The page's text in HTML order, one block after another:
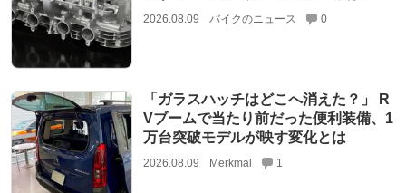
2026.08.09 バイクのニュース 0
「ガラスハッチはどこへ消えた？」 R
Vブームで当たり前だった便利装備、1
万台突破モデルが映す変化とは
2026.08.09 Merkmal 1